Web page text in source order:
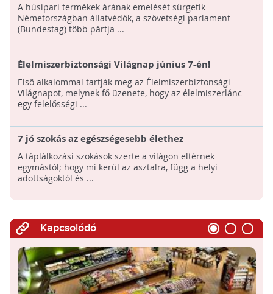
A húsipari termékek árának emelését sürgetik
Németországban állatvédők, a szövetségi parlament
(Bundestag) több pártja ...
Élelmiszerbiztonsági Világnap június 7-én!
Első alkalommal tartják meg az Élelmiszerbiztonsági
Világnapot, melynek fő üzenete, hogy az élelmiszerlánc
egy felelősségi ...
7 jó szokás az egészségesebb élethez
A táplálkozási szokások szerte a világon eltérnek
egymástól; hogy mi kerül az asztalra, függ a helyi
adottságoktól és ...
Kapcsolódó